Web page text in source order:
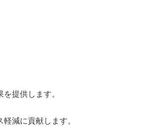
提供します。
減に貢献します。